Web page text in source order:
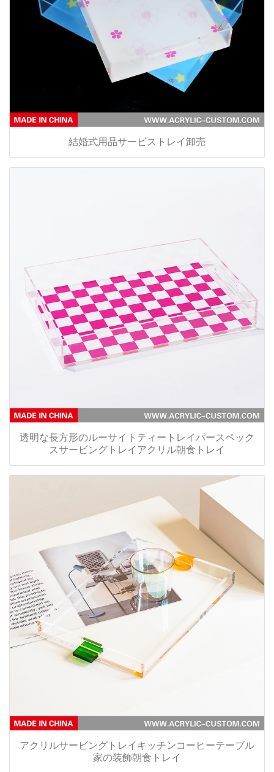
結婚式用品サービストレイ卸売
透明な長方形のルーサイトティートレイパースペック
スサービングトレイアクリル朝食トレイ
アクリルサービングトレイキッチンコーヒーテーブル
家の装飾朝食トレイ